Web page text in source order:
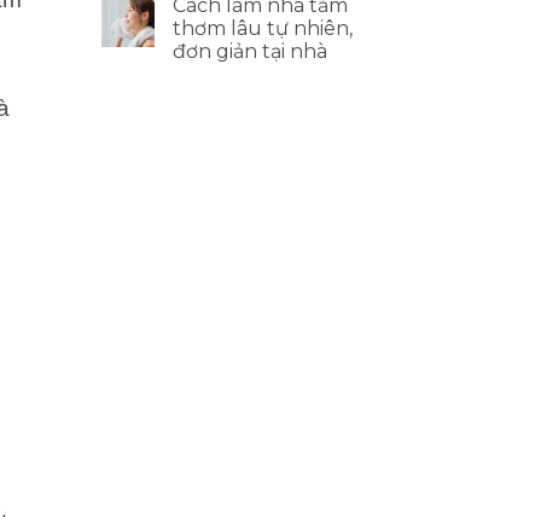
Cách làm nhà tắm
thơm lâu tự nhiên,
đơn giản tại nhà